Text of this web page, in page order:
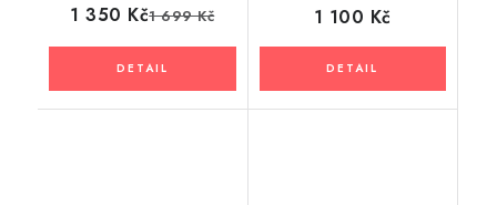
1 350 Kč1 699 Kč 1 100 Kč